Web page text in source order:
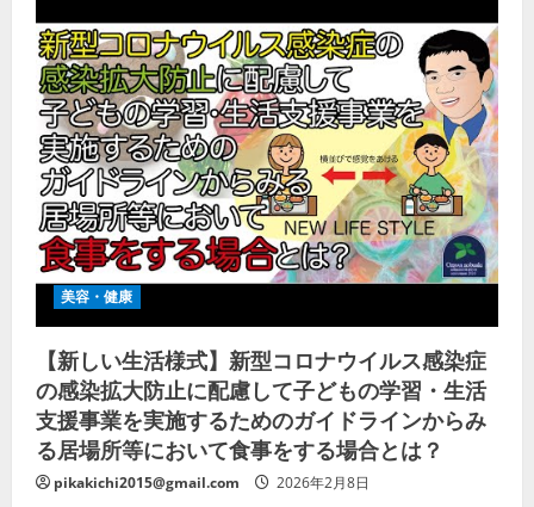
美容・健康
【新しい生活様式】新型コロナウイルス感染症
の感染拡大防止に配慮して子どもの学習・生活
支援事業を実施するためのガイドラインからみ
る居場所等において食事をする場合とは？
pikakichi2015@gmail.com 2026年2月8日